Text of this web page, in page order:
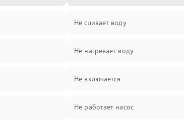
Не сливает воду
Не нагревает воду
Не включается
Не работает насос